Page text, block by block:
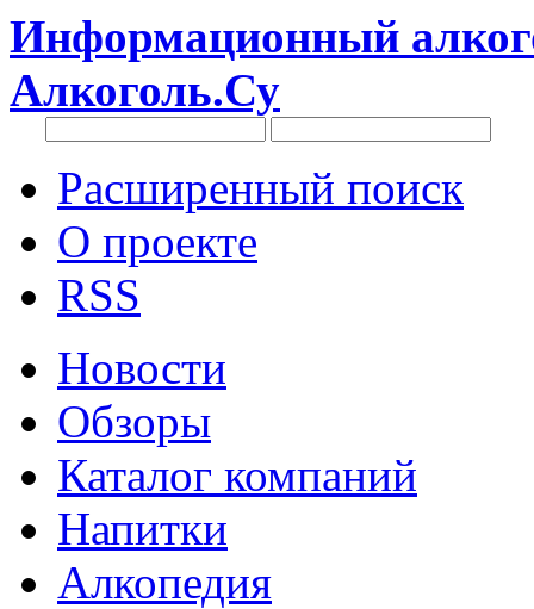
Информационный
Алкоголь.Су
Расширенный поиск
О проекте
RSS
Новости
Обзоры
Каталог компаний
Напитки
Алкопедия